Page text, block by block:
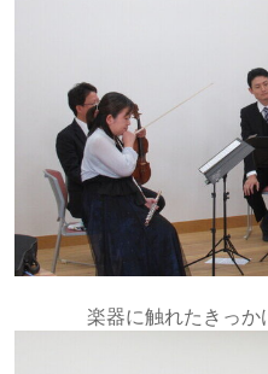
楽器に触れたきっ